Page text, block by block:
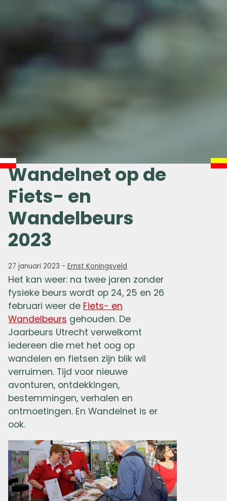
Wandelnet op de
Fiets- en
Wandelbeurs
2023
27 januari 2023 - Ernst Koningsveld
Het kan weer: na twee jaren zonder
fysieke beurs wordt op 24, 25 en 26
februari weer de Fiets- en
Wandelbeurs gehouden. De
Jaarbeurs Utrecht verwelkomt
iedereen die met het oog op
wandelen en fietsen zijn blik wil
verruimen. Tijd voor nieuwe
avonturen, ontdekkingen,
bestemmingen, verhalen en
ontmoetingen. En Wandelnet is er
ook.